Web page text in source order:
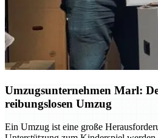
Umzugsunternehmen Marl:
reibungslosen Umzug
Ein Umzug ist eine große